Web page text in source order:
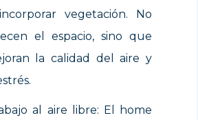
vegetación. No
el espacio, sino que
la calidad del aire y
al aire libre: El home